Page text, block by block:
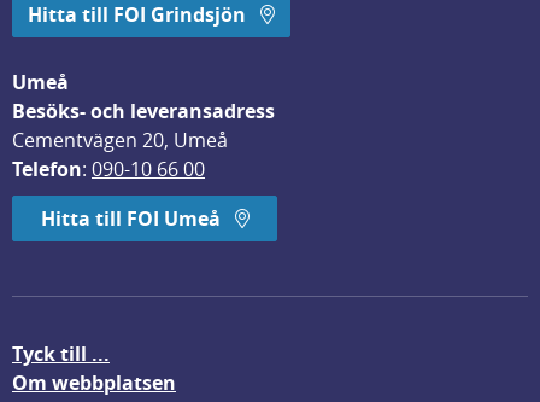
Hitta till FOI Grindsjön
Umeå
Besöks- och leveransadress
Cementvägen 20, Umeå
Telefon: 090-10 66 00
Hitta till FOI Umeå
Tyck till ...
Om webbplatsen